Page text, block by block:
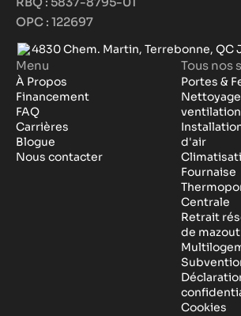
OPC : 122697
4830 Chem. Martin, Terrebonne, QC
Menu
À Propos
Financement
FAQ
Carrières
Blogue
Nous contacter
Tous nos
Portes &
ventilation
d'air
Fournaise
Centrale
Retrait
de mazout
Cookies